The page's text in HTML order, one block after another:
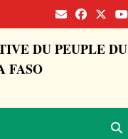
DU PEUPLE DU
FASO